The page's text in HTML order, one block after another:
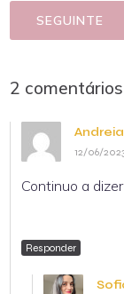
SEGUINTE
2 comentários
12/06/
Continuo a
Responder